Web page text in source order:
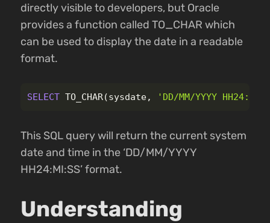
directly visible to developers, but Oracle
provides a function called TO_CHAR which
can be used to display the date in a readable
format.
SELECT TO_CHAR(sysdate, 'DD/MM/YYYY
This SQL query will return the current system
date and time in the ‘DD/MM/YYYY
HH24:MI:SS’ format.
Understanding